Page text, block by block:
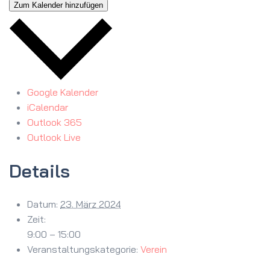
Zum Kalender hinzufügen
Google Kalender
iCalendar
Outlook 365
Outlook Live
Details
Datum: 23. März 2024
Zeit:
9:00 – 15:00
Veranstaltungskategorie: Verein